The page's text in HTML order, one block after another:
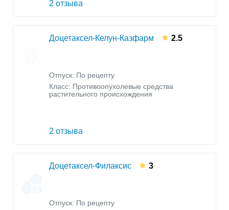
2 отзыва
Доцетаксел-Келун-Казфарм 2.5
Отпуск: По рецепту
Класс: Противоопухолевые средства
растительного происхождения
2 отзыва
Доцетаксел-Филаксис 3
Отпуск: По рецепту